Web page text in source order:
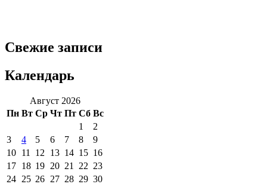
Свежие записи
Календарь
Август 2026
Пн Вт Ср Чт Пт Сб Вс
1
2
3
4 5 6 7 8
9
10 11 12 13 14 15 16
17 18 19 20 21 22 23
24 25 26 27 28 29 30